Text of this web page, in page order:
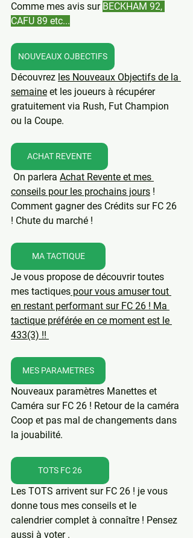
Comme mes avis sur BECKHAM 92,
CAFU 89 etc...
NOUVEAUX OJBECTIFS
Découvrez les Nouveaux Objectifs de la
semaine et les joueurs à récupérer
gratuitement via Rush, Fut Champion
ou la Coupe.
ACHAT REVENTE
On parlera Achat Revente et mes
conseils pour les prochains jours !
Comment gagner des Crédits sur FC 26
! Chute du marché !
MA TACTIQUE
Je vous propose de découvrir toutes
mes tactiques pour vous amuser tout
en restant performant sur FC 26 ! Ma
tactique préférée en ce moment est le
433(3) !!
MES PARAMETRES
Nouveaux paramètres Manettes et
Caméra sur FC 26 ! Retour de la caméra
Coop et pas mal de changements dans
la jouabilité.
TOTS FC 26
Les TOTS arrivent sur FC 26 ! je vous
donne tous mes conseils et le
calendrier complet à connaître ! Pensez
aussi à voter .